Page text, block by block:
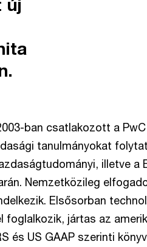
új
ban csatlakozott a
tanulmányokat
illetve a
Nemzetközileg
Elsősorban
foglalkozik, jártas az
és US GAAP szerinti